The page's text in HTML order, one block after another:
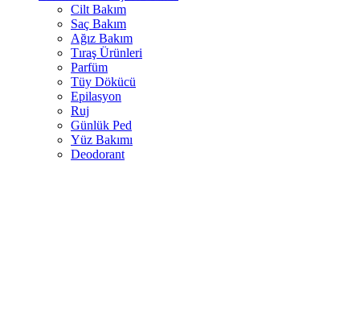
Cilt Bakım
Saç Bakım
Ağız Bakım
Tıraş Ürünleri
Parfüm
Tüy Dökücü
Epilasyon
Ruj
Günlük Ped
Yüz Bakımı
Deodorant